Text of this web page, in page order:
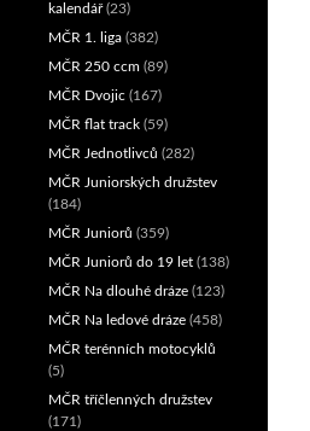
kalendář(23)
MČR 1. liga (382)
MČR 250 ccm (89)
MČR Dvojic (167)
MČR flat track (59)
MČR Jednotlivců (282)
MČR Juniorských družstev
(184)
MČR Juniorů (359)
MČR Juniorů do 19 let (138)
MČR Na dlouhé dráze (123)
MČR Na ledové dráze (458)
MČR terénních motocyklů
(5)
MČR tříčlenných družstev
(171)